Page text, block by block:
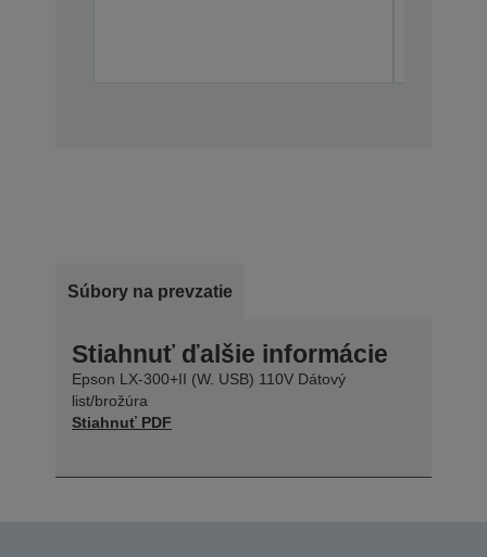
Súbory na prevzatie
Stiahnuť ďalšie informácie
Epson LX-300+II (W. USB) 110V Dátový
list/brožúra
Stiahnuť PDF